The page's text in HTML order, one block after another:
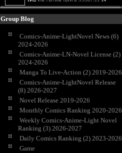
Group Blog
Comics-Anime-LightNovel News (6)
2024-2026
Comics-Anime-LN-Novel License (2)
2024-2026
Manga To Live-Action (2) 2019-2026
Comics-Anime-LightNovel Release
(8) 2026-2027
Novel Release 2019-2026
Monthly Comics Ranking 2020-2026
Weekly Comics-Anime-Light Novel
Ranking (3) 2026-2027
Daily Comics Ranking (2) 2023-2026
Game